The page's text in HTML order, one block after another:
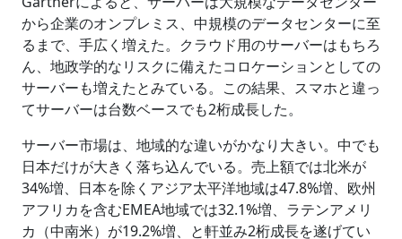
から企業のオンプレミス、中規模のデータセンターに至
るまで、手広く増えた。クラウド用のサーバーはもちろ
ん、地政学的なリスクに備えたコロケーションとしての
サーバーも増えたとみている。この結果、スマホと違っ
てサーバーは台数ベースでも2桁成長した。
サーバー市場は、地域的な違いがかなり大きい。中でも
日本だけが大きく落ち込んでいる。売上額では北米が
34%増、日本を除くアジア太平洋地域は47.8%増、欧州
アフリカを含むEMEA地域では32.1%増、ラテンアメリ
カ（中南米）が19.2%増、と軒並み2桁成長を遂げてい